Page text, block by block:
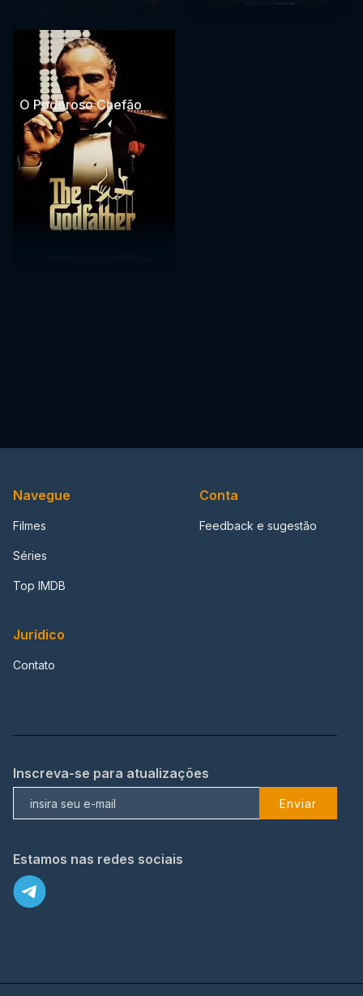
O Poderoso Chefão
Navegue
Filmes
Séries
Top IMDB
Conta
Feedback e sugestão
Jurídico
Contato
Inscreva-se para atualizações
Enviar
Estamos nas redes sociais